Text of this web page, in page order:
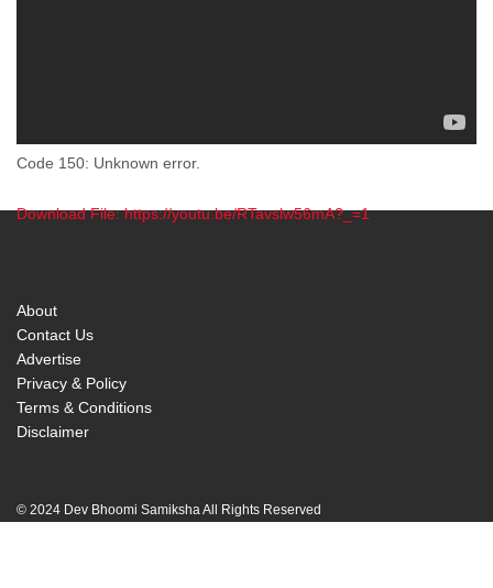
Code 150: Unknown error.
Download File: https://youtu.be/RTavslw56mA?_=1
About
Contact Us
Advertise
Privacy & Policy
Terms & Conditions
Disclaimer
© 2024 Dev Bhoomi Samiksha All Rights Reserved